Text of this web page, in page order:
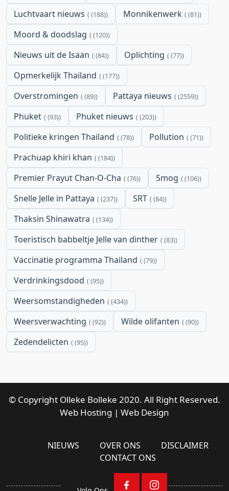
Luchtvaart nieuws (188) Monnikenwerk (81)
Moord & doodslag (120)
Nieuws uit de Isaan (84) Oplichting (77)
Opmerkelijk Thailand (177)
Overstromingen (89) Pattaya nieuws (2559)
Phuket (93) Phuket nieuws (203)
Politieke kringen Thailand (78) Pollution (71)
Prachuap khiri khan (184)
Premier Prayut Chan-O-Cha (76) Smog (106)
Snelle Jelle in Pattaya (237) SRT (84)
Thaksin Shinawatra (134)
Toeristisch babbeltje Jelle van dinther (83)
Vaccinatie programma Thailand (79)
Verdrinkingsdood (95)
Weersomstandigheden (434)
Weersverwachting (92) Wilde olifanten (90)
Zedendelicten (95)
© Copyright Olleke Bolleke 2020. All Right Reserved.
Web Hosting | Web Design
NIEUWS OVER ONS
DISCLAIMER
CONTACT ONS